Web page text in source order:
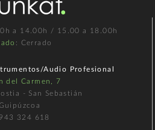
a 14.00h / 15.00 a 18.00h
: Cerrado
Audio Profesional
del Carmen, 7
- San Sebastián
943 324 618